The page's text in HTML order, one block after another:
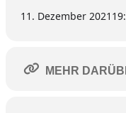
11. Dezember 2021
MEHR